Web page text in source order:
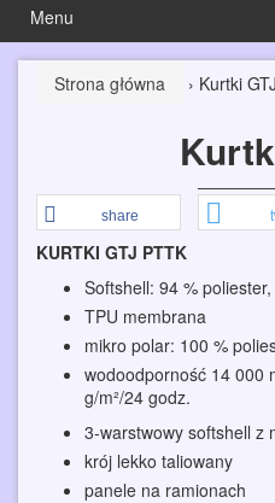
Menu
Strona główna › Kurtki GTJ
share
KURTKI GTJ PTTK
Softshell: 94 %
TPU membrana
mikro polar: 100 %
wodoodporność 14 000
g/m²/24 godz.
3-warstwowy softshell z
krój lekko taliowany
panele na ramionach